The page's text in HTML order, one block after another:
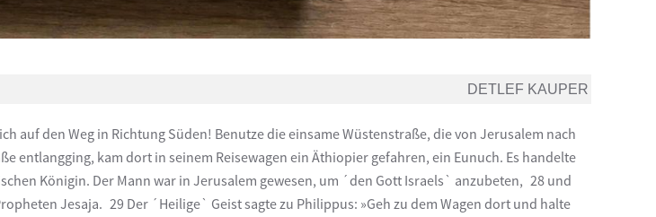
DETLEF KAUPER
auf den Weg in Richtung Süden! Benutze die einsame Wüstenstraße, die von Jerusalem nach
entlangging, kam dort in seinem Reisewagen ein Äthiopier gefahren, ein Eunuch. Es handelte
Königin. Der Mann war in Jerusalem gewesen, um ´den Gott Israels` anzubeten, 28 und
Jesaja. 29 Der ´Heilige` Geist sagte zu Philippus: »Geh zu dem Wagen dort und halte